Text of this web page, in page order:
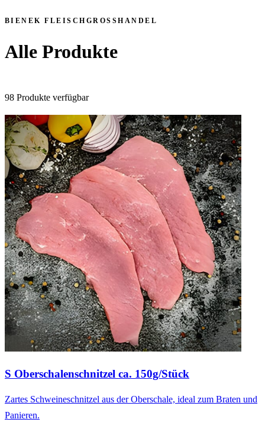
BIENEK FLEISCHGROSSHANDEL
Alle Produkte
98 Produkte verfügbar
S Oberschalenschnitzel ca. 150g/Stück
Zartes Schweineschnitzel aus der Oberschale, ideal zum Braten und
Panieren.